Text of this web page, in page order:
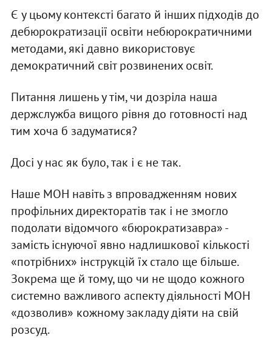
Є у цьому контексті багато й інших підходів до
дебюрократизації освіти небюрократичними
методами, які давно використовує
демократичний світ розвинених освіт.
Питання лишень у тім, чи дозріла наша
держслужба вищого рівня до готовності над
тим хоча б задуматися?
Досі у нас як було, так і є не так.
Наше МОН навіть з впровадженням нових
профільних директоратів так і не змогло
подолати відомчого «бюрократизавра» -
замість існуючої явно надлишкової кількості
«потрібних» інструкцій їх стало ще більше.
Зокрема ще й тому, що чи не щодо кожного
системно важливого аспекту діяльності МОН
«дозволив» кожному закладу діяти на свій
розсуд.